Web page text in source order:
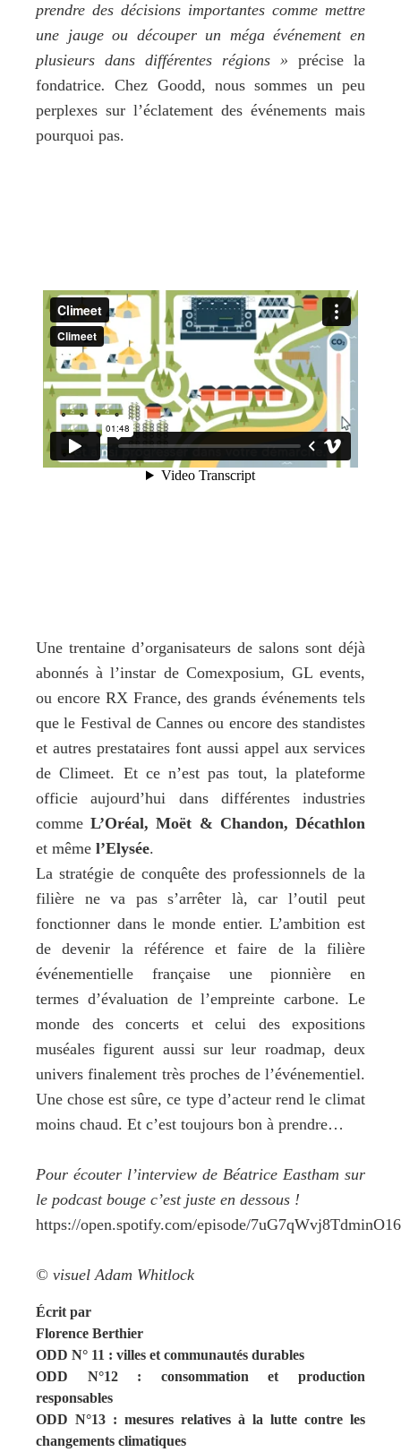
prendre des décisions importantes comme mettre
une jauge ou découper un méga événement en
plusieurs dans différentes régions » précise la
fondatrice.
Chez Goodd, nous sommes un peu
perplexes sur l’éclatement des événements mais
pourquoi pas.
Une trentaine d’organisateurs de salons sont déjà
abonnés à l’instar de Comexposium, GL events,
ou encore RX France, des grands événements tels
que le Festival de Cannes ou encore des standistes
et autres prestataires font aussi appel aux services
de Climeet. Et ce n’est pas tout, la plateforme
officie aujourd’hui dans différentes industries
comme L’Oréal, Moët & Chandon, Décathlon
et même l’Elysée.
La stratégie de conquête des professionnels de la
filière ne va pas s’arrêter là, car l’outil peut
fonctionner dans le monde entier. L’ambition est
de devenir la référence et faire de la filière
événementielle française une pionnière en
termes d’évaluation de l’empreinte carbone. Le
monde des concerts et celui des expositions
muséales figurent aussi sur leur roadmap, deux
univers finalement très proches de l’événementiel.
Une chose est sûre, ce type d’acteur rend le climat
moins chaud. Et c’est toujours bon à prendre…
Pour écouter l’interview de Béatrice Eastham sur
le podcast bouge c’est juste en dessous !
https://open.spotify.com/episode/
© visuel Adam Whitlock
Écrit par
Florence Berthier
ODD N° 11 : villes et communautés durables
ODD N°12 : consommation et production
responsables
ODD N°13 : mesures relatives à la lutte contre les
changements climatiques